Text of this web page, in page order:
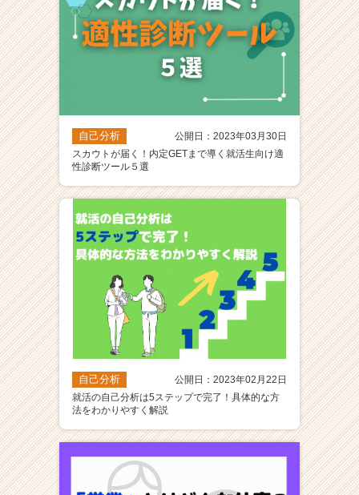
自己分析
公開日：2023年03月30日
スカウトが届く！内定GETまで導く就活生向け適
性診断ツール５選
自己分析
公開日：2023年02月22日
就活の自己分析は5ステップで完了！具体的な方
法をわかりやすく解説